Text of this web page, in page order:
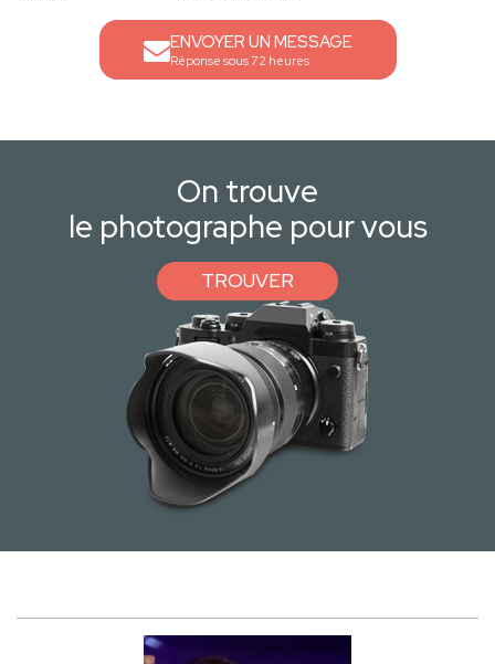
ENVOYER UN MESSAGE
Réponse sous 72 heures
On trouve
le photographe pour vous
TROUVER